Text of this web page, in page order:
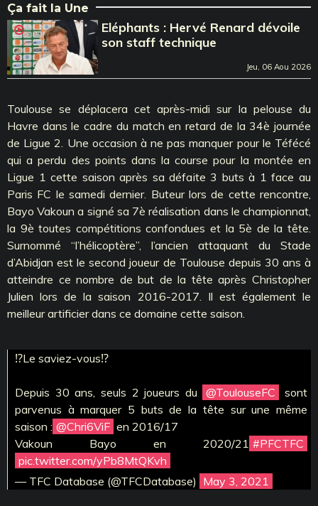
Ça fait la Une
Eléphants : Hervé Renard dévoile
son staff technique
Jeu, 06 Aou 2026
Toulouse se déplacera cet après-midi sur la pelouse du
Havre dans le cadre du match en retard de la 34è journée
de Ligue 2. Une occasion à ne pas manquer pour le Téfécé
qui a perdu des points dans la course pour la montée en
Ligue 1 cette saison après sa défaite 3 buts à 1 face au
Paris FC le samedi dernier. Buteur lors de cette rencontre,
Bayo Vakoun a signé sa 7è réalisation dans le championnat,
la 9è toutes compétitions confondues et la 5è de la tête.
Surnommé ‘‘l’hélicoptère’’, l’ancien attaquant du Stade
d’Abidjan est le second joueur de Toulouse depuis 30 ans à
atteindre ce nombre de but de la tête après Christopher
Julien lors de la saison 2016-2017. Il est également le
meilleur artificier dans ce domaine cette saison.
⁉️Le saviez-vous⁉️
Depuis 30 ans, seuls 2 joueurs du @ToulouseFC
sont
parvenus à marquer 5 buts de la tête sur une même
saison : @Chri6ViF en 2016/17
Vakoun Bayo en 2020/21 #PFCTFC
pic.twitter.com/yPb8MtQKvh
— TFC Database (@TFCDatabase) May 3, 2021